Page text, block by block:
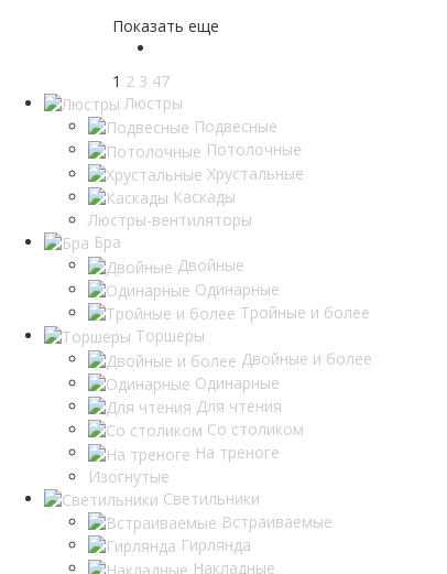
Показать еще
1 2 3 47
Люстры
Подвесные
Потолочные
Хрустальные
Каскады
Люстры-вентиляторы
Бра
Двойные
Одинарные
Тройные и более
Торшеры
Двойные и более
Одинарные
Для чтения
Со столиком
На треноге
Изогнутые
Светильники
Встраиваемые
Гирлянда
Накладные